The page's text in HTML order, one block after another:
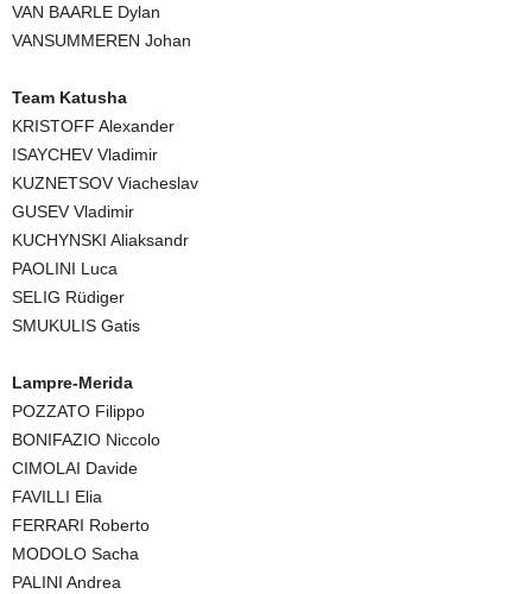
VAN BAARLE Dylan
VANSUMMEREN Johan
Team Katusha
KRISTOFF Alexander
ISAYCHEV Vladimir
KUZNETSOV Viacheslav
GUSEV Vladimir
KUCHYNSKI Aliaksandr
PAOLINI Luca
SELIG Rüdiger
SMUKULIS Gatis
Lampre-Merida
POZZATO Filippo
BONIFAZIO Niccolo
CIMOLAI Davide
FAVILLI Elia
FERRARI Roberto
MODOLO Sacha
PALINI Andrea